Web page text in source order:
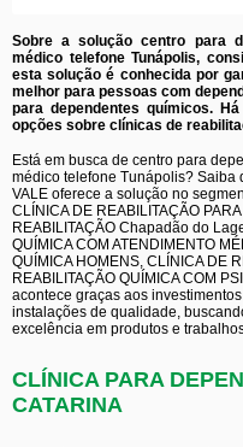
Sobre a solução centro para
médico telefone Tunápolis,
esta solução é conhecida por
melhor para pessoas com
para dependentes químicos.
opções sobre clínicas de
Está em busca de centro para
médico telefone Tunápolis? Saiba
VALE oferece a solução no
CLÍNICA DE REABILITAÇÃO
REABILITAÇÃO Chapadão do
QUÍMICA COM ATENDIMENTO
QUÍMICA HOMENS, CLÍNICA DE
REABILITAÇÃO QUÍMICA COM
acontece graças aos
instalações de qualidade,
excelência em produtos e
CLÍNICA PARA
CATARINA